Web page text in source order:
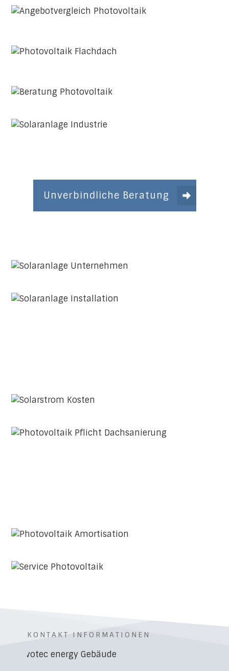
Unverbindliche Beratung
KONTAKT INFORMATIONEN